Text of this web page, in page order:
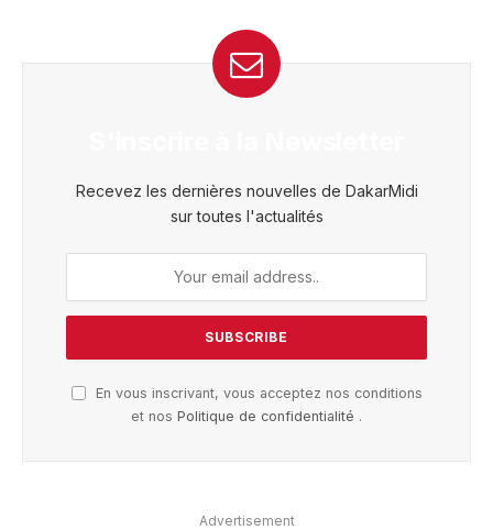
Recevez les dernières nouvelles de DakarMidi
sur toutes l'actualités
En vous inscrivant, vous acceptez nos conditions
et nos Politique de confidentialité .
Advertisement